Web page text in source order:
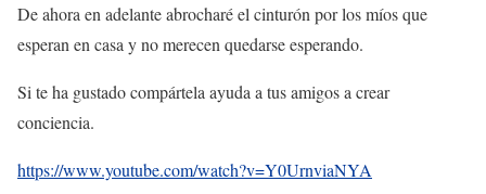
De ahora en adelante abrocharé el cinturón por los míos que
esperan en casa y no merecen quedarse esperando.
Si te ha gustado compártela ayuda a tus amigos a crear
conciencia.
https://www.youtube.com/watch?v=Y0UrnviaNYA